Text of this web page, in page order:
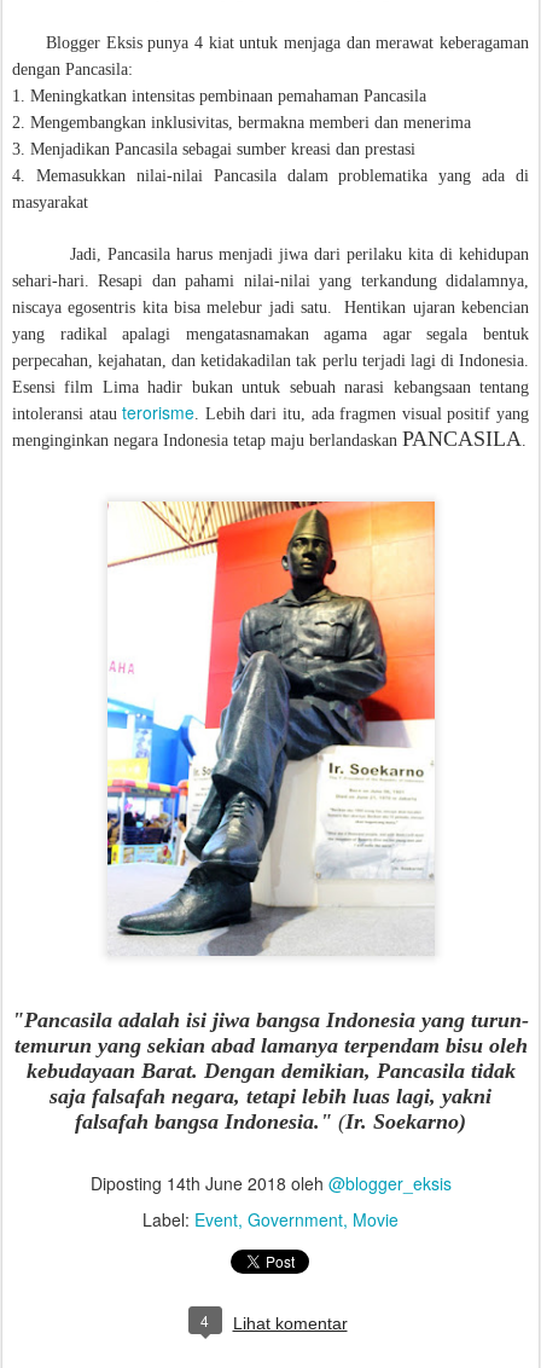
Blogger Eksis punya 4 kiat untuk menjaga dan merawat keberagaman
dengan Pancasila:
1. Meningkatkan intensitas pembinaan pemahaman Pancasila
2. Mengembangkan inklusivitas, bermakna memberi dan menerima
3. Menjadikan Pancasila sebagai sumber kreasi dan prestasi
4. Memasukkan nilai-nilai Pancasila dalam problematika yang ada di
masyarakat
Jadi, Pancasila harus menjadi jiwa dari perilaku kita di kehidupan
sehari-hari. Resapi dan pahami nilai-nilai yang terkandung didalamnya,
niscaya egosentris kita bisa melebur jadi satu.
Hentikan ujaran kebencian
yang radikal apalagi mengatasnamakan agama agar segala bentuk
perpecahan, kejahatan, dan ketidakadilan tak perlu terjadi lagi di Indonesia.
Esensi film Lima hadir bukan untuk sebuah narasi kebangsaan tentang
intoleransi atauterorisme . Lebih dari itu, ada fragmen visual positif yang
menginginkan negara Indonesia tetap maju berlandaskan PANCASILA
"Pancasila adalah isi jiwa bangsa Indonesia yang turun-
temurun yang sekian abad lamanya terpendam bisu oleh
kebudayaan Barat. Dengan demikian, Pancasila tidak
saja falsafah negara, tetapi lebih luas lagi, yakni
falsafah bangsa Indonesia." (Ir. Soekarno)
Diposting 14th June 2018 oleh @blogger_eksis
Label: Event Government Movie
4 Lihat komentar